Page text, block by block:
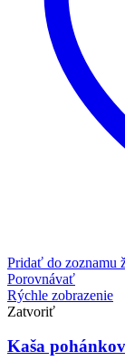
Pridať do zoznamu
Porovnávať
Rýchle zobrazenie
Zatvoriť
Kaša